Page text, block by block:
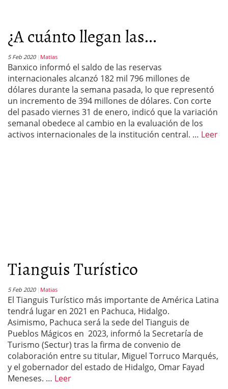
¿A cuánto llegan las...
5 Feb 2020 Matias
Banxico informó el saldo de las reservas
internacionales alcanzó 182 mil 796 millones de
dólares durante la semana pasada, lo que representó
un incremento de 394 millones de dólares. Con corte
del pasado viernes 31 de enero, indicó que la variación
semanal obedece al cambio en la evaluación de los
activos internacionales de la institución central. … Leer
Tianguis Turístico
5 Feb 2020 Matias
El Tianguis Turístico más importante de América Latina
tendrá lugar en 2021 en Pachuca, Hidalgo.
Asimismo, Pachuca será la sede del Tianguis de
Pueblos Mágicos en 2023, informó la Secretaría de
Turismo (Sectur) tras la firma de convenio de
colaboración entre su titular, Miguel Torruco Marqués,
y el gobernador del estado de Hidalgo, Omar Fayad
Meneses. … Leer